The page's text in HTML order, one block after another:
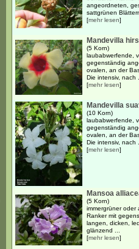
angeordneten,
sattgrünen
[mehr lesen]
Mandevilla
(5 Korn)
laubabwerfende,
gegenständig
ovalen, an der
Die intensiv, nach
[mehr lesen]
Mandevilla
(10 Korn)
laubabwerfende,
gegenständig
ovalen, an der
Die intensiv, nach
[mehr lesen]
Mansoa
(5 Korn)
immergrüner oder
Ranker mit
langen, dicken,
glänzend ...
[mehr lesen]